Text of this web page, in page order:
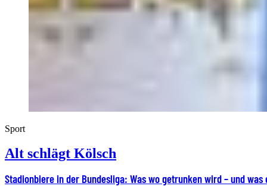
Sport
Alt schlägt Kölsch
Stadionbiere in der Bundesliga: Was wo getrunken wird – und